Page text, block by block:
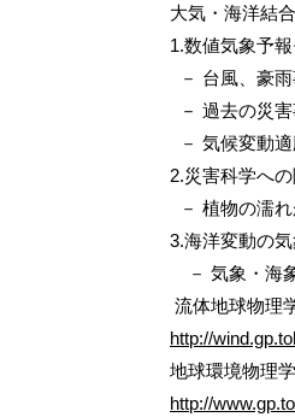
大気・海洋結
1.数値気象予
－ 台風、豪
－ 過去の災
－ 気候変動
2.災害科学へ
－ 植物の濡
3.海洋変動の
－ 気象・海
流体地球物理
http://
地球環境物理
http://